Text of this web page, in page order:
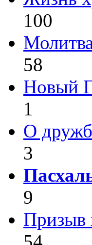
100
58
Новый
1
О
3
9
Призыв